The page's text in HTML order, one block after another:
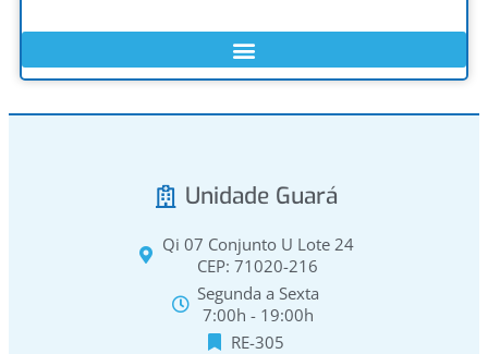
Unidade Guará
Qi 07 Conjunto U Lote 24
CEP: 71020-216
Segunda a Sexta
7:00h - 19:00h
RE-305